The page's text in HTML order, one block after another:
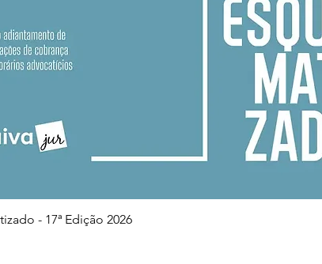
Visualização rápida
- 17ª Edição 2026